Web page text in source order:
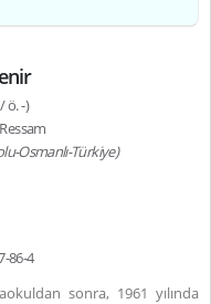
ö. -)
Osmanlı-Türkiye)
86-4
sonra, 1961 yılında